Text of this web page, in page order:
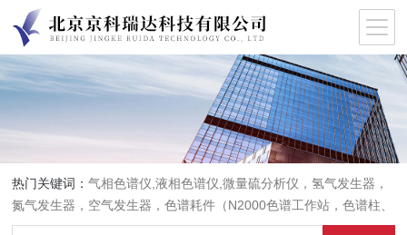
热门关键词：气相色谱仪,液相色谱仪,微量硫分析仪，氢气发生器，
氮气发生器，空气发生器，色谱耗件（N2000色谱工作站，色谱柱、
阀件、进样器、色谱担体），顶空进样器，热解析仪，紫外分光光度